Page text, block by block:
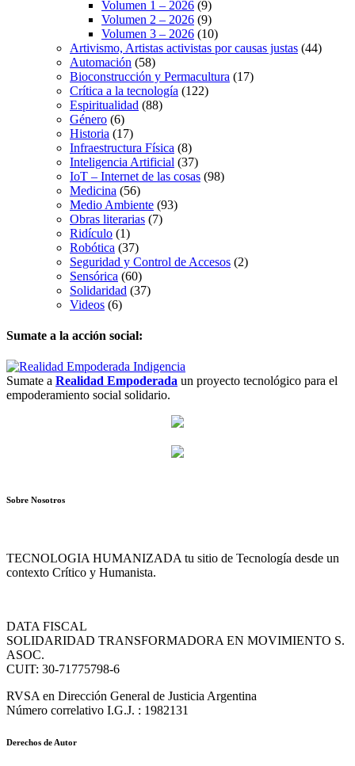
Volumen 1 – 2026 (9)
Volumen 2 – 2026 (9)
Volumen 3 – 2026 (10)
Artivismo, Artistas activistas por causas justas (44)
Automación (58)
Bioconstrucción y Permacultura (17)
Crítica a la tecnología (122)
Espiritualidad (88)
Género (6)
Historia (17)
Infraestructura Física (8)
Inteligencia Artificial (37)
IoT – Internet de las cosas (98)
Medicina (56)
Medio Ambiente (93)
Obras literarias (7)
Ridículo (1)
Robótica (37)
Seguridad y Control de Accesos (2)
Sensórica (60)
Solidaridad (37)
Videos (6)
Sumate a la acción social:
Sumate a Realidad Empoderada un proyecto tecnológico para el
empoderamiento social solidario.
Sobre Nosotros
TECNOLOGIA HUMANIZADA tu sitio de Tecnología desde un
contexto Crítico y Humanista.
DATA FISCAL
SOLIDARIDAD TRANSFORMADORA EN MOVIMIENTO S.
ASOC.
CUIT: 30-71775798-6
RVSA en Dirección General de Justicia Argentina
Número correlativo I.G.J. : 1982131
Derechos de Autor